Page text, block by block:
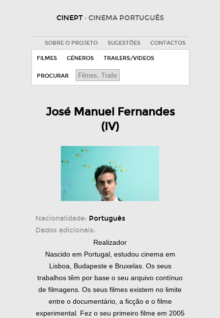
CINEPT · CINEMA PORTUGUÊS
SOBRE O PROJETO SUGESTÕES CONTACTOS
FILMES GÉNEROS TRAILERS/VIDEOS
PROCURAR
José Manuel Fernandes
(IV)
Nacionalidade: Português
Dados adicionais:
Realizador
Nascido em Portugal, estudou cinema em
Lisboa, Budapeste e Bruxelas. Os seus
trabalhos têm por base o seu arquivo contínuo
de filmagens. Os seus filmes existem no limite
entre o documentário, a ficção e o filme
experimental. Fez o seu primeiro filme em 2005